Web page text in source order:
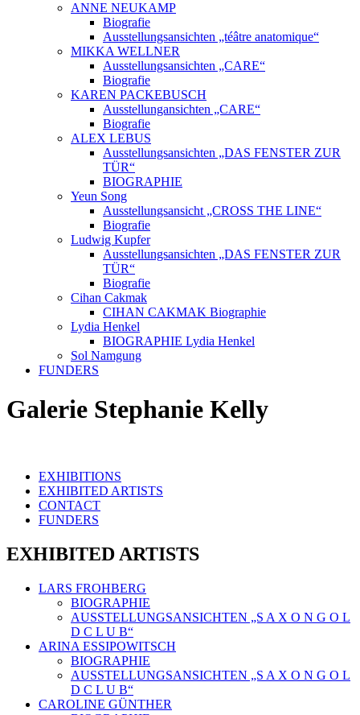
ANNE NEUKAMP
Biografie
Ausstellungsansichten „téâtre anatomique“
MIKKA WELLNER
Ausstellungsansichten „CARE“
Biografie
KAREN PACKEBUSCH
Ausstellungansichten „CARE“
Biografie
ALEX LEBUS
Ausstellungsansichten „DAS FENSTER ZUR
TÜR“
BIOGRAPHIE
Yeun Song
Ausstellungsansicht „CROSS THE LINE“
Biografie
Ludwig Kupfer
Ausstellungsansichten „DAS FENSTER ZUR
TÜR“
Biografie
Cihan Cakmak
CIHAN CAKMAK Biographie
Lydia Henkel
BIOGRAPHIE Lydia Henkel
Sol Namgung
FUNDERS
Galerie Stephanie Kelly
EXHIBITIONS
EXHIBITED ARTISTS
CONTACT
FUNDERS
EXHIBITED ARTISTS
LARS FROHBERG
BIOGRAPHIE
AUSSTELLUNGSANSICHTEN „S A X O N G O L
D C L U B“
ARINA ESSIPOWITSCH
BIOGRAPHIE
AUSSTELLUNGSANSICHTEN „S A X O N G O L
D C L U B“
CAROLINE GÜNTHER